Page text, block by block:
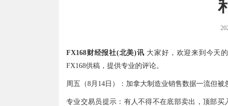
FX168财经报社(北美)讯 大家好，欢迎来到今天
FX168供稿，提供专业的评论。
周五（8月14日）：加拿大制造业销售数据一流但被
专业交易员提示：有人不得不在底部卖出，顶部买